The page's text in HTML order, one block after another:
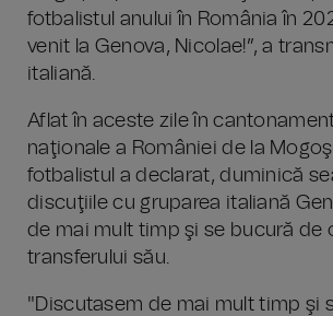
fotbalistul anului în România în
venit la Genova, Nicolae!”, a
italiană.
Aflat în aceste zile în
naţionale a României de la
fotbalistul a declarat, duminică
discuţiile cu gruparea italiană
de mai mult timp şi se bucură de
transferului său.
"Discutasem de mai mult timp şi